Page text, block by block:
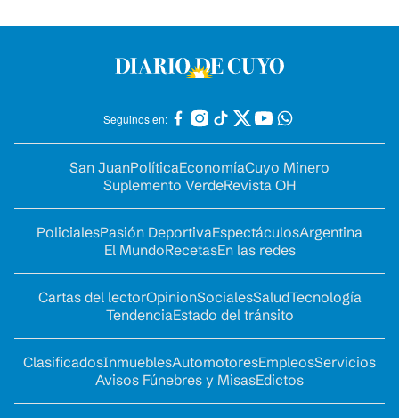
Seguinos en:
San JuanPolíticaEconomíaCuyo Minero
Suplemento VerdeRevista OH
PolicialesPasión DeportivaEspectáculosArgentina
El MundoRecetasEn las redes
Cartas del lectorOpinionSocialesSaludTecnología
TendenciaEstado del tránsito
ClasificadosInmueblesAutomotoresEmpleosServicios
Avisos Fúnebres y MisasEdictos